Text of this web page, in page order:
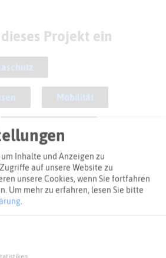
Projekt ein
Mobilität
Recklinghausen
Ziel
Inhalte und Anzeigen zu
auf unsere Website zu
unsere Cookies, wenn Sie fortfahren
Um mehr zu erfahren, lesen Sie bitte
.